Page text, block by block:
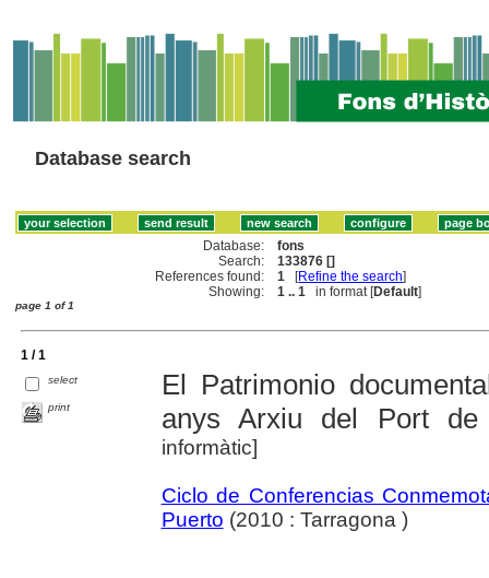
Database search
Database:
fons
Search:
133876 []
References found:
1 [Refine the search]
Showing:
1 .. 1 in format [Default]
page 1 of 1
1 / 1
select
print
El Patrimonio
anys Arxiu del Port de
informàtic]
Ciclo de Conferencias
Puerto (2010 : Tarragona )